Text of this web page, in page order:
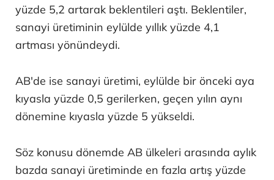
yüzde 5,2 artarak beklentileri aştı. Beklentiler,
sanayi üretiminin eylülde yıllık yüzde 4,1
artması yönündeydi.
AB'de ise sanayi üretimi, eylülde bir önceki aya
kıyasla yüzde 0,5 gerilerken, geçen yılın aynı
dönemine kıyasla yüzde 5 yükseldi.
Söz konusu dönemde AB ülkeleri arasında aylık
bazda sanayi üretiminde en fazla artış yüzde